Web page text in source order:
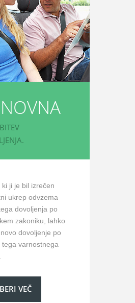
ji je bil izrečen
ukrep odvzema
dovoljenja po
zakoniku, lahko
dovoljenje po
tega varnostnega
VEČ